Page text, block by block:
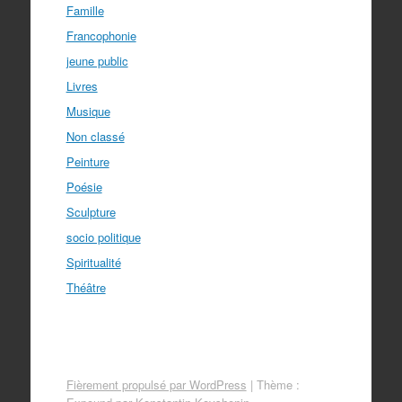
Famille
Francophonie
jeune public
Livres
Musique
Non classé
Peinture
Poésie
Sculpture
socio politique
Spiritualité
Théâtre
Fièrement propulsé par WordPress | Thème :